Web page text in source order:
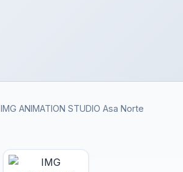
IMG ANIMATION STUDIO Asa Norte